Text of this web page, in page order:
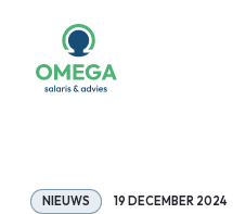
NIEUWS 19 DECEMBER 2024